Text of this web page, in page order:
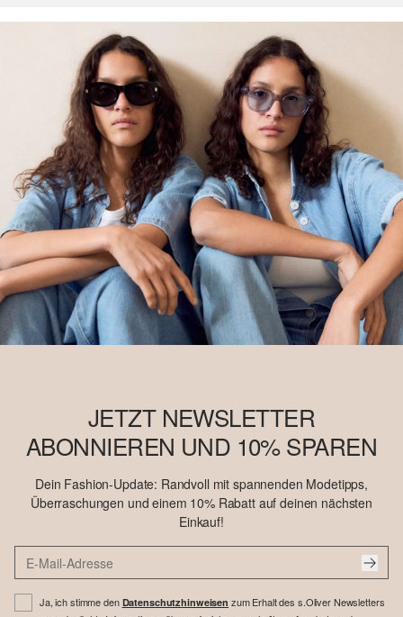
JETZT NEWSLETTER
ABONNIEREN UND 10% SPAREN
Dein Fashion-Update: Randvoll mit spannenden Modetipps,
Überraschungen und einem 10% Rabatt auf deinen nächsten
Einkauf!
Ja, ich stimme den Datenschutzhinweisen zum Erhalt des s.Oliver Newsletters